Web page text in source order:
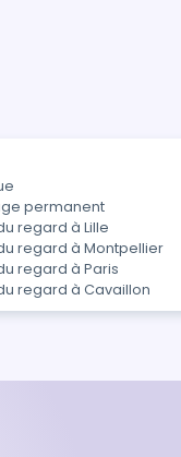
permanent
regard à Lille
regard à Montpellier
regard à Paris
regard à Cavaillon